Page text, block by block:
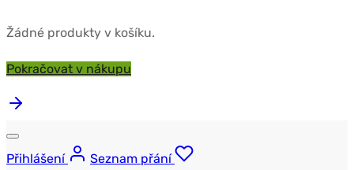
Žádné produkty v košíku.
Pokračovat v nákupu
Přihlášení
Seznam přání